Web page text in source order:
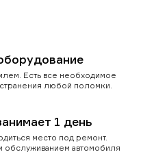
Есть все необходимое
любой поломки.
1 день
место под ремонт.
обслуживанием автомобиля